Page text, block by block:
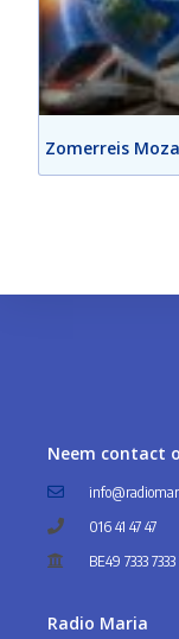
Zomerreis
Neem contact
016 41 47 47
BE49 7333 7333
Radio Maria